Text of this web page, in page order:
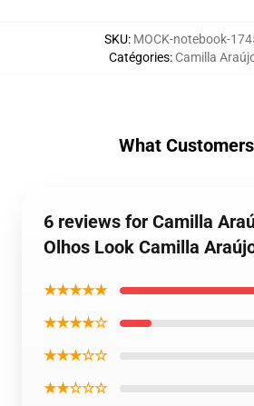
SKU: MOCK-notebook-
Catégories: Camilla
What
6 reviews for Camilla
Olhos Look Camilla
★★★★★
★★★★☆
★★★☆☆
★★☆☆☆